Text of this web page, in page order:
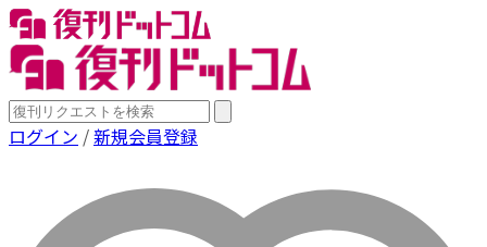
ログイン /新規会員登録